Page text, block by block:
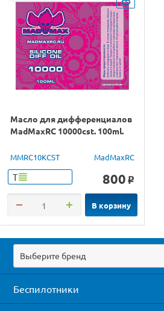
Масло для дифференциалов
MadMaxRC 10000cst. 100ml.
MMRC10KCST MadMaxRC
Т 800 o
В корзину
Выберите бренд
Беспилотники